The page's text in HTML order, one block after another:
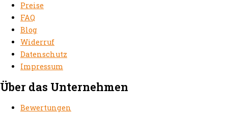
Preise
FAQ
Blog
Widerruf
Datenschutz
Impressum
Über das Unternehmen
Bewertungen